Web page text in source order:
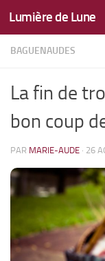
Skip to content
Lumière de Lune
BAGUENAUDES
La fin de
bon coup
PAR MARIE-AUDE · 26